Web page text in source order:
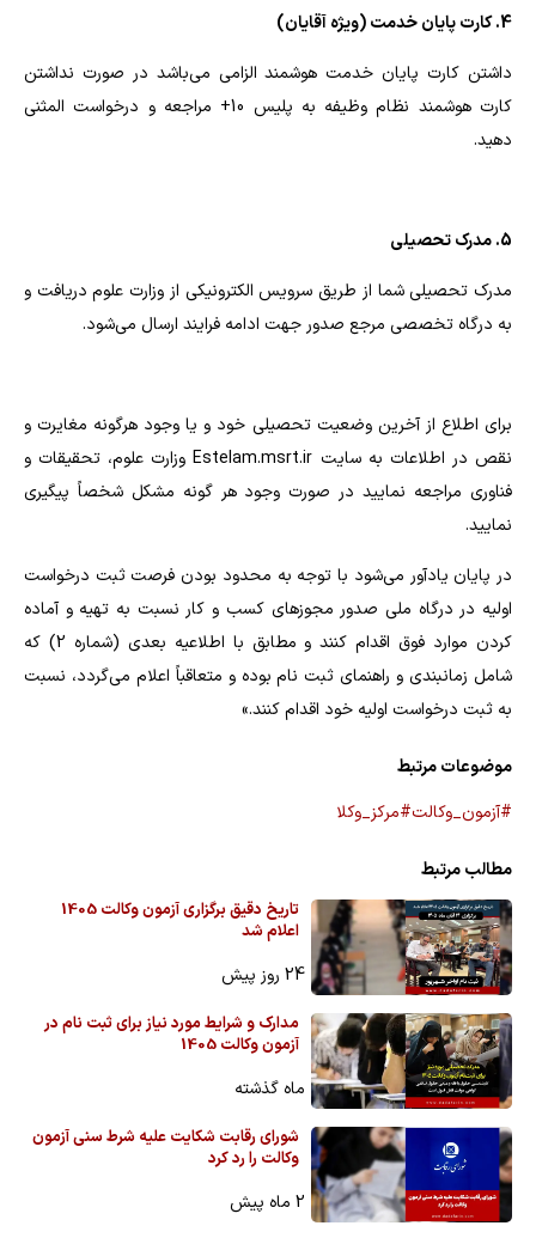
4. کارت پایان خدمت (ویژه آقایان)
داشتن کارت پایان خدمت هوشمند الزامی می‌باشد در صورت نداشتن
کارت هوشمند نظام وظیفه به پلیس 10+ مراجعه و درخواست المثنی
دهید.
5. مدرک تحصیلی
مدرک تحصیلی شما از طریق سرویس الکترونیکی از وزارت علوم دریافت و
به درگاه تخصصی مرجع صدور جهت ادامه فرایند ارسال می‌شود.
برای اطلاع از آخرین وضعیت تحصیلی خود و یا وجود هرگونه مغایرت و
نقص در اطلاعات به سایت Estelam.msrt.ir وزارت علوم، تحقیقات و
فناوری مراجعه نمایید در صورت وجود هر گونه مشکل شخصاً پیگیری
نمایید.
در پایان یادآور می‌شود با توجه به محدود بودن فرصت ثبت درخواست
اولیه در درگاه ملی صدور مجوزهای کسب و کار نسبت به تهیه و آماده
کردن موارد فوق اقدام کنند و مطابق با اطلاعیه بعدی (شماره 2) که
شامل زمانبندی و راهنمای ثبت نام بوده و متعاقباً اعلام می‌گردد، نسبت
به ثبت درخواست اولیه خود اقدام کنند.»
موضوعات مرتبط
#آزمون_وکالت#مرکز_وکلا
مطالب مرتبط
تاریخ دقیق برگزاری آزمون وکالت 1405
اعلام شد
24 روز پیش
مدارک و شرایط مورد نیاز برای ثبت نام در
آزمون وکالت 1405
ماه گذشته
شورای رقابت شکایت علیه شرط سنی آزمون
وکالت را رد کرد
2 ماه پیش